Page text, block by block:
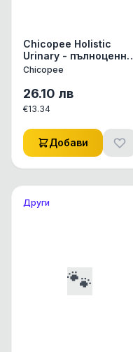
Chicopee Holistic
Urinary - пълноценна
суха храна за
проблеми с
уринарния тракт, 1.5
кг
Chicopee
26.10 лв
€13.34
Добави
Други
🐾